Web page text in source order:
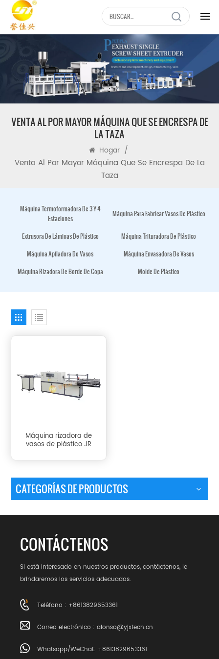
VENTA AL POR MAYOR MÁQUINA QUE SE ENCRESPA DE
LA TAZA
Hogar /
Venta Al Por Mayor Máquina Que Se Encrespa De La
Taza
Máquina Termoformadora De 3 Y 4
Estaciones
Máquina Para Fabricar Vasos De Plástico
Extrusora De Láminas De Plástico
Máquina Trituradora De Plástico
Máquina Apiladora De Vasos
Máquina Envasadora De Vasos
Máquina Rizadora De Borde De Copa
Molde De Plástico
Máquina rizadora de
vasos de plástico JR
CATEGORÍAS DE PRODUCTOS
CONTÁCTENOS
Si está interesado en nuestros productos, contáctenos, le
brindaremos los servicios adecuados.
Teléfono : +8613829653361
Correo electrónico :alonso@yjxtech.cn
Whatsapp/WeChat: +8613829653361